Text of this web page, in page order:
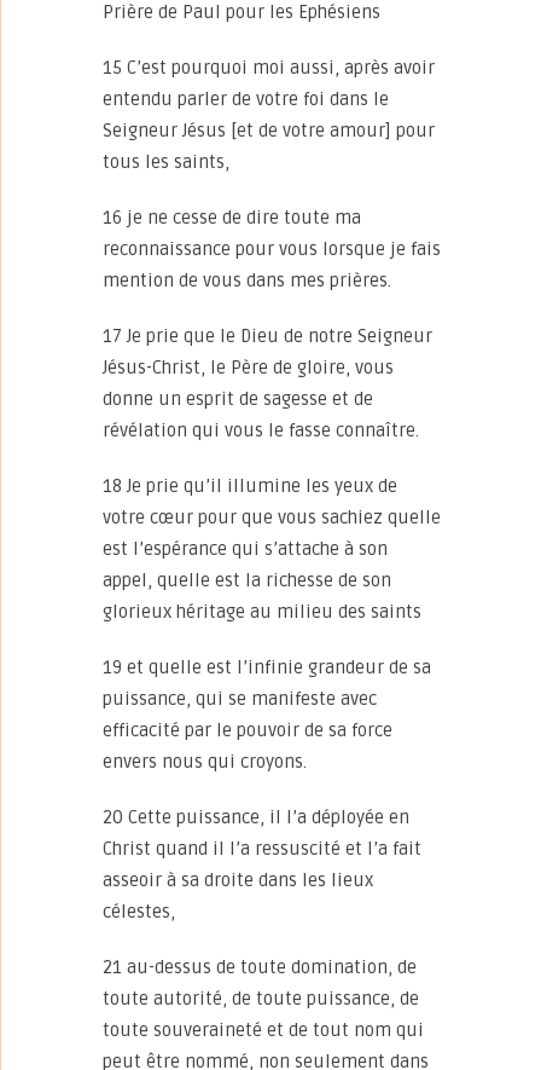
Prière de Paul pour les Ephésiens
15 C’est pourquoi moi aussi, après avoir
entendu parler de votre foi dans le
Seigneur Jésus [et de votre amour] pour
tous les saints,
16 je ne cesse de dire toute ma
reconnaissance pour vous lorsque je fais
mention de vous dans mes prières.
17 Je prie que le Dieu de notre Seigneur
Jésus-Christ, le Père de gloire, vous
donne un esprit de sagesse et de
révélation qui vous le fasse connaître.
18 Je prie qu’il illumine les yeux de
votre cœur pour que vous sachiez quelle
est l’espérance qui s’attache à son
appel, quelle est la richesse de son
glorieux héritage au milieu des saints
19 et quelle est l’infinie grandeur de sa
puissance, qui se manifeste avec
efficacité par le pouvoir de sa force
envers nous qui croyons.
20 Cette puissance, il l’a déployée en
Christ quand il l’a ressuscité et l’a fait
asseoir à sa droite dans les lieux
célestes,
21 au-dessus de toute domination, de
toute autorité, de toute puissance, de
toute souveraineté et de tout nom qui
peut être nommé, non seulement dans